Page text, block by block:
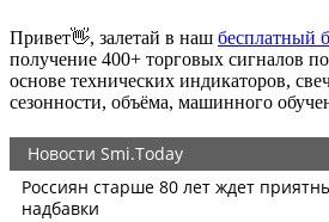
Привет👋, залетай в наш бесплатный
получение 400+ торговых сигналов
основе технических индикаторов,
сезонности, объёма, машинного